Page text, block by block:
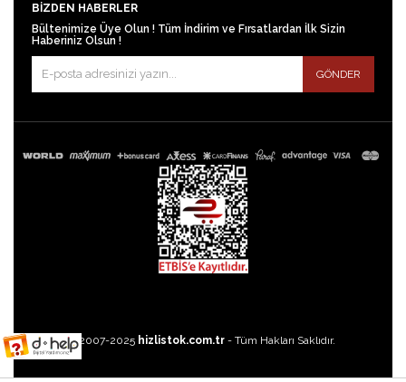
BIZDEN HABERLER
Bültenimize Üye Olun ! Tüm İndirim ve Fırsatlardan İlk Sizin
Haberiniz Olsun !
GÖNDER
©2007-2025 hizlistok.com.tr - Tüm Hakları Saklıdır.